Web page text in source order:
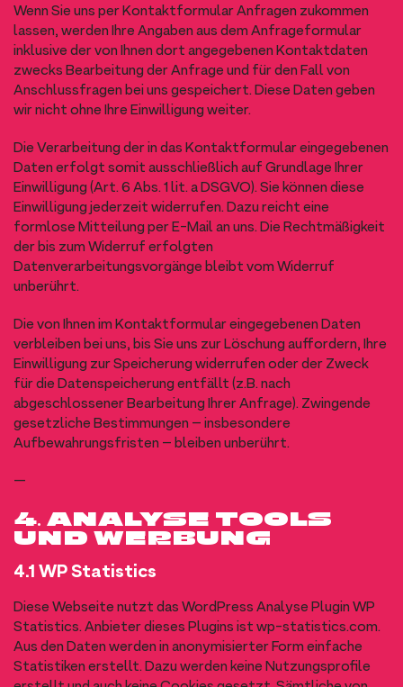
Wenn Sie uns per Kontaktformular Anfragen zukommen
lassen, werden Ihre Angaben aus dem Anfrageformular
inklusive der von Ihnen dort angegebenen Kontaktdaten
zwecks Bearbeitung der Anfrage und für den Fall von
Anschlussfragen bei uns gespeichert. Diese Daten geben
wir nicht ohne Ihre Einwilligung weiter.
Die Verarbeitung der in das Kontaktformular eingegebenen
Daten erfolgt somit ausschließlich auf Grundlage Ihrer
Einwilligung (Art. 6 Abs. 1 lit. a DSGVO). Sie können diese
Einwilligung jederzeit widerrufen. Dazu reicht eine
formlose Mitteilung per E-Mail an uns. Die Rechtmäßigkeit
der bis zum Widerruf erfolgten
Datenverarbeitungsvorgänge bleibt vom Widerruf
unberührt.
Die von Ihnen im Kontaktformular eingegebenen Daten
verbleiben bei uns, bis Sie uns zur Löschung auffordern, Ihre
Einwilligung zur Speicherung widerrufen oder der Zweck
für die Datenspeicherung entfällt (z.B. nach
abgeschlossener Bearbeitung Ihrer Anfrage). Zwingende
gesetzliche Bestimmungen – insbesondere
Aufbewahrungsfristen – bleiben unberührt.
—
4. ANALYSE TOOLS
UND WERBUNG
4.1 WP Statistics
Diese Webseite nutzt das WordPress Analyse Plugin WP
Statistics. Anbieter dieses Plugins ist wp-statistics.com.
Aus den Daten werden in anonymisierter Form einfache
Statistiken erstellt. Dazu werden keine Nutzungsprofile